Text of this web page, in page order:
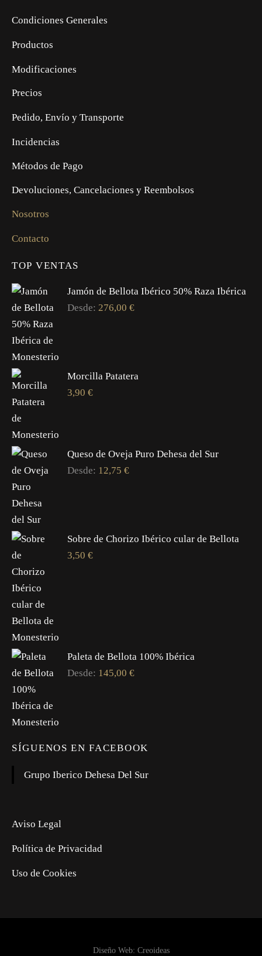
Condiciones Generales
Productos
Modificaciones
Precios
Pedido, Envío y Transporte
Incidencias
Métodos de Pago
Devoluciones, Cancelaciones y Reembolsos
Nosotros
Contacto
TOP VENTAS
Jamón de Bellota Ibérico 50% Raza Ibérica
Desde: 276,00 €
Morcilla Patatera
3,90 €
Queso de Oveja Puro Dehesa del Sur
Desde: 12,75 €
Sobre de Chorizo Ibérico cular de Bellota
3,50 €
Paleta de Bellota 100% Ibérica
Desde: 145,00 €
SÍGUENOS EN FACEBOOK
Grupo Iberico Dehesa Del Sur
Aviso Legal
Política de Privacidad
Uso de Cookies
Diseño Web: Creoideas